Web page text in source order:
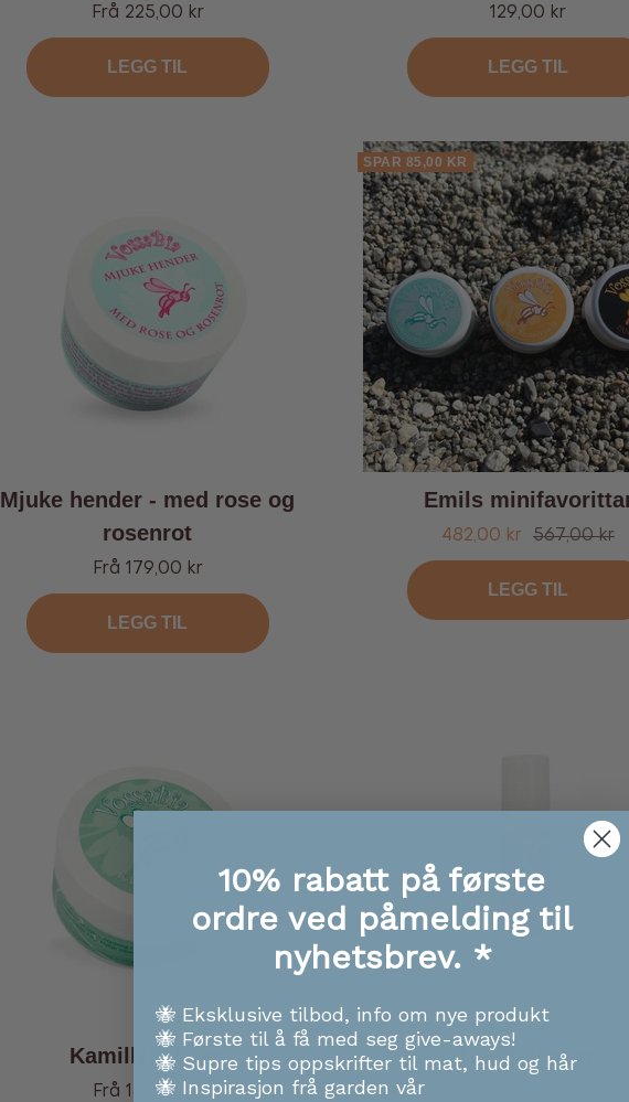
Tilbud
Frå 225,00 kr
LEGG TIL
Tilbud
129,00 kr
LEGG TIL
Mjuke hender - med rose og
rosenrot
Tilbud
Frå 179,00 kr
LEGG TIL
SPAR 85,00 KR
Emils
Tilbud
482,00 kr
Ordinær
pris
567,00 kr
LEGG TIL
Kamillebalsam
Tilbud
Frå 189,00 kr
Huldrelepper
10% rabatt på første
ordre ved påmelding til
nyhetsbrev. *
🐝 Eksklusive tilbod, info om nye produkt
🐝 Første til å få med seg give-aways!
🐝 Supre tips oppskrifter til mat, hud og hår
🐝 Inspirasjon frå garden vår